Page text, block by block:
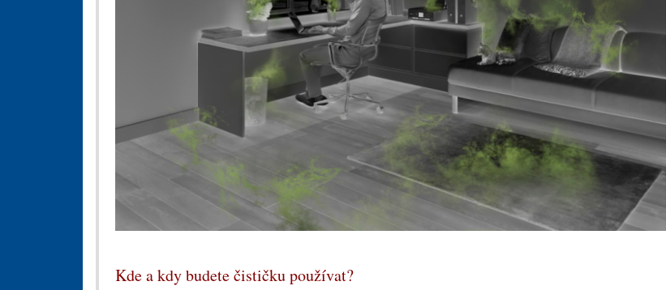
Kde a kdy budete čističku používat?